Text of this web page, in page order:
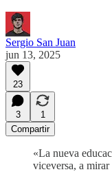
Sergio San Juan
jun 13, 2025
23
3
1
Compartir
«La nueva
viceversa, a mirar